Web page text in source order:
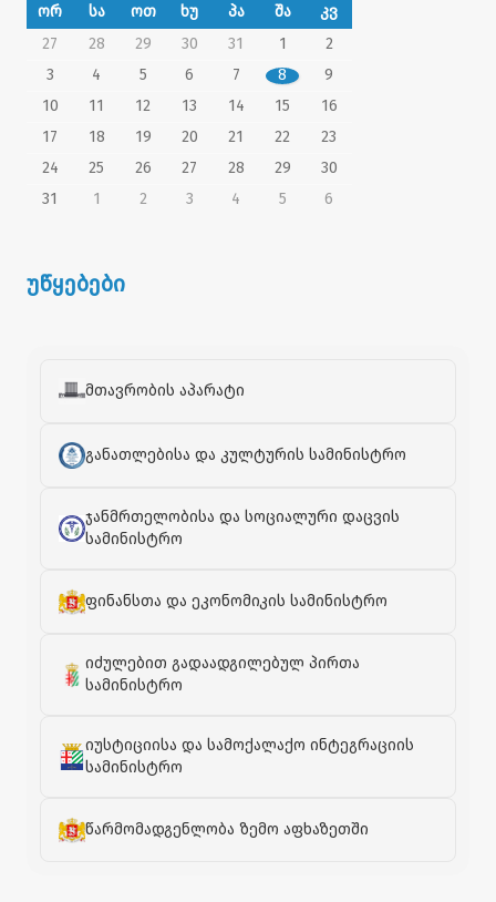
ორ სა ოთ ხუ პა შა
კვ
27
28 29 30 31 1
2
3
4 5 6 7 8
9
10
11 12 13 14 15
16
17
18 19 20 21 22
23
24
25 26 27 28 29
30
31
1 2 3 4 5 6
უწყებები
მთავრობის აპარატი
განათლებისა და კულტურის სამინისტრო
ჯანმრთელობისა და სოციალური დაცვის
სამინისტრო
ფინანსთა და ეკონომიკის სამინისტრო
იძულებით გადაადგილებულ პირთა
სამინისტრო
იუსტიციისა და სამოქალაქო ინტეგრაციის
სამინისტრო
წარმომადგენლობა ზემო აფხაზეთში